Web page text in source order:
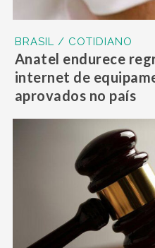
BRASIL / COTIDIANO
Anatel endurece
internet de
aprovados no país